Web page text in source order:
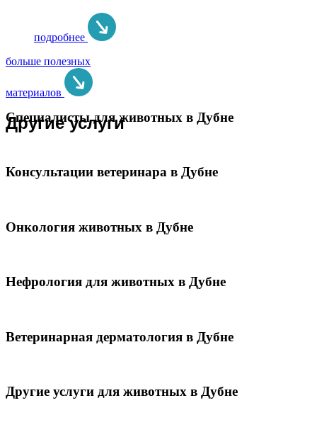
подробнее
больше полезных
материалов
Другие услуги
Специалисты для животных в Дубне
Консультации ветеринара в Дубне
Онкология животных в Дубне
Нефрология для животных в Дубне
Ветеринарная дерматология в Дубне
Другие услуги для животных в Дубне